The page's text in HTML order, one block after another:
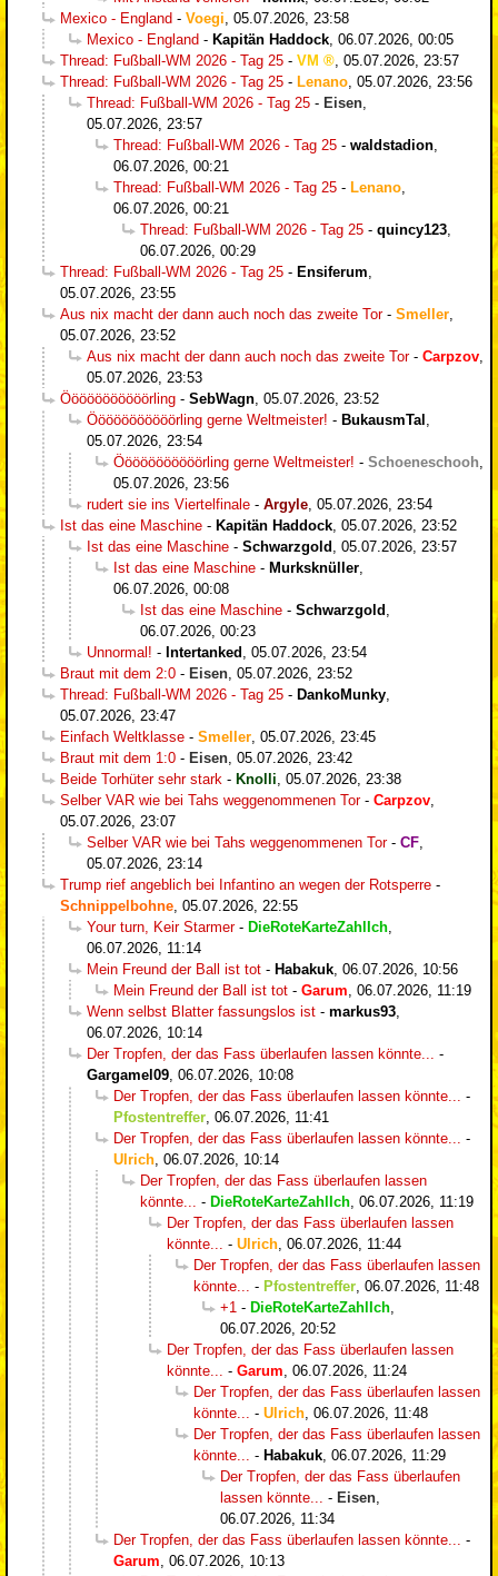
Mexico - England - Voegi 05.07.2026, 23:58
Mexico - England - Kapitän Haddock 06.07.2026, 00:05
Thread: Fußball-WM 2026 - Tag 25 - VM
05.07.2026, 23:57
Thread: Fußball-WM 2026 - Tag 25 - Lenano 05.07.2026, 23:56
Thread: Fußball-WM 2026 - Tag 25 - Eisen
05.07.2026, 23:57
Thread: Fußball-WM 2026 - Tag 25 - waldstadion
06.07.2026, 00:21
Thread: Fußball-WM 2026 - Tag 25 - Lenano
06.07.2026, 00:21
Thread: Fußball-WM 2026 - Tag 25 - quincy123
06.07.2026, 00:29
Thread: Fußball-WM 2026 - Tag 25 - Ensiferum
05.07.2026, 23:55
Aus nix macht der dann auch noch das zweite Tor- Smeller
05.07.2026, 23:52
Aus nix macht der dann auch noch das zweite Tor- Carpzov
05.07.2026, 23:53
Ööööööööööörling - SebWagn 05.07.2026, 23:52
Ööööööööööörling gerne Weltmeister! - BukausmTal
05.07.2026, 23:54
Ööööööööööörling gerne Weltmeister! - Schoeneschooh
05.07.2026, 23:56
rudert sie ins Viertelfinale - Argyle 05.07.2026, 23:54
Ist das eine Maschine - Kapitän Haddock 05.07.2026, 23:52
Ist das eine Maschine - Schwarzgold
05.07.2026, 23:57
Ist das eine Maschine - Murksknüller
06.07.2026, 00:08
Ist das eine Maschine - Schwarzgold
06.07.2026, 00:23
Unnormal! - Intertanked
05.07.2026, 23:54
Braut mit dem 2:0 - Eisen 05.07.2026, 23:52
Thread: Fußball-WM 2026 - Tag 25 - DankoMunky
05.07.2026, 23:47
Einfach Weltklasse - Smeller 05.07.2026, 23:45
Braut mit dem 1:0 - Eisen 05.07.2026, 23:42
Beide Torhüter sehr stark - Knolli 05.07.2026, 23:38
Selber VAR wie bei Tahs weggenommenen Tor- Carpzov
05.07.2026, 23:07
Selber VAR wie bei Tahs weggenommenen Tor- CF
05.07.2026, 23:14
Trump rief angeblich bei Infantino an wegen der Rotsperre -
Schnippelbohne 05.07.2026, 22:55
Your turn, Keir Starmer- DieRoteKarteZahlIch
06.07.2026, 11:14
Mein Freund der Ball ist tot - Habakuk 06.07.2026, 10:56
Mein Freund der Ball ist tot - Garum 06.07.2026, 11:19
Wenn selbst Blatter fassungslos ist - markus93
06.07.2026, 10:14
Der Tropfen, der das Fass überlaufen lassen könnte...
-
Gargamel09 06.07.2026, 10:08
Der Tropfen, der das Fass überlaufen lassen könnte...
-
Pfostentreffer 06.07.2026, 11:41
Der Tropfen, der das Fass überlaufen lassen könnte...
-
Ulrich 06.07.2026, 10:14
Der Tropfen, der das Fass überlaufen lassen
könnte...
- DieRoteKarteZahlIch 06.07.2026, 11:19
Der Tropfen, der das Fass überlaufen lassen
könnte...
- Ulrich 06.07.2026, 11:44
Der Tropfen, der das Fass überlaufen lassen
könnte...
- Pfostentreffer 06.07.2026, 11:48
+1 - DieRoteKarteZahlIch
06.07.2026, 20:52
Der Tropfen, der das Fass überlaufen lassen
könnte...
- Garum 06.07.2026, 11:24
Der Tropfen, der das Fass überlaufen lassen
könnte...
- Ulrich 06.07.2026, 11:48
Der Tropfen, der das Fass überlaufen lassen
könnte...
- Habakuk 06.07.2026, 11:29
Der Tropfen, der das Fass überlaufen
lassen könnte...
- Eisen
06.07.2026, 11:34
Der Tropfen, der das Fass überlaufen lassen könnte...
-
Garum 06.07.2026, 10:13